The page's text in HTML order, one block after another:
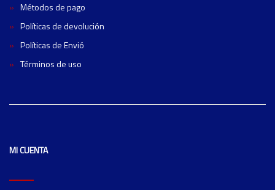
Métodos de pago
Políticas de devolución
Políticas de Envió
Términos de uso
MI CUENTA